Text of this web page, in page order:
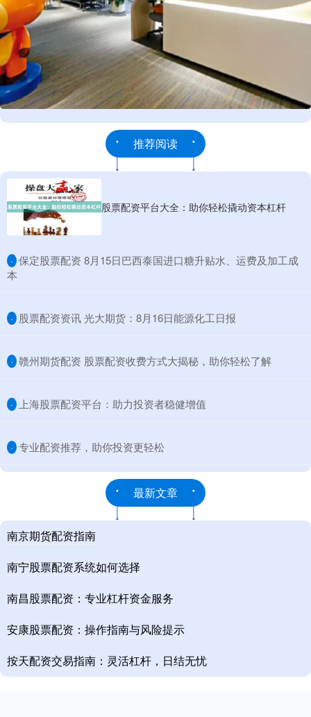
推荐阅读
股票配资平台大全：助你轻松撬动资本杠杆
· ​保定股票配资 8月15日巴西泰国进口糖升贴水、运费及加工成
本
· ​股票配资资讯 光大期货：8月16日能源化工日报
· ​赣州期货配资 股票配资收费方式大揭秘，助你轻松了解
· ​上海股票配资平台：助力投资者稳健增值
· ​专业配资推荐，助你投资更轻松
最新文章
南京期货配资指南
南宁股票配资系统如何选择
南昌股票配资：专业杠杆资金服务
安康股票配资：操作指南与风险提示
按天配资交易指南：灵活杠杆，日结无忧